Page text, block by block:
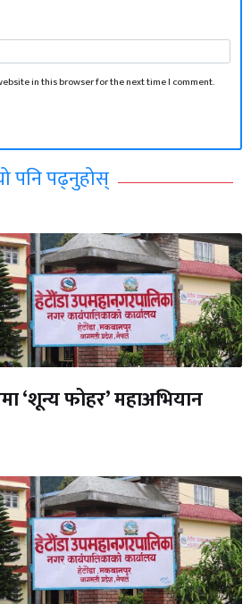
in this browser for the next time I comment.
पनि पढ्नुहोस्
‘शून्य फोहर’ महाअभियान